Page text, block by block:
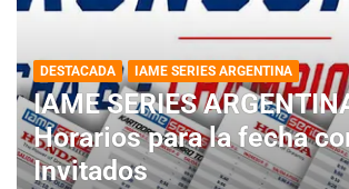
DESTACADA IAME SERIES ARGENTINA
IAME SERIES
Horarios para la fecha
Invitados